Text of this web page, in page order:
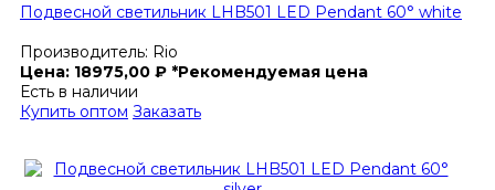
Подвесной светильник LHB501 LED Pendant 60° white
Производитель: Rio
Цена: 18975,00 ₽ *Рекомендуемая цена
Есть в наличии
Купить оптом Заказать